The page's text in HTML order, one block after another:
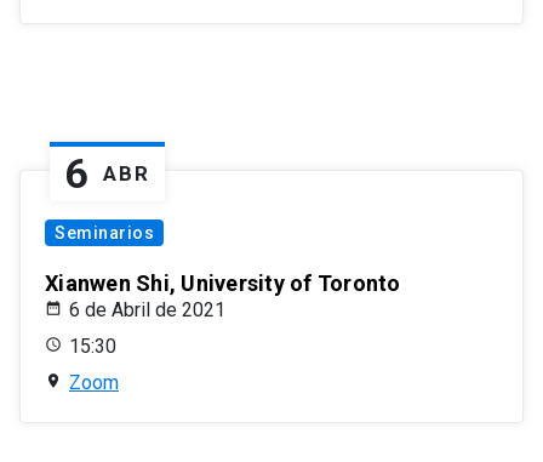
6 ABR
Seminarios
Xianwen Shi, University of Toronto
6 de Abril de 2021
15:30
Zoom